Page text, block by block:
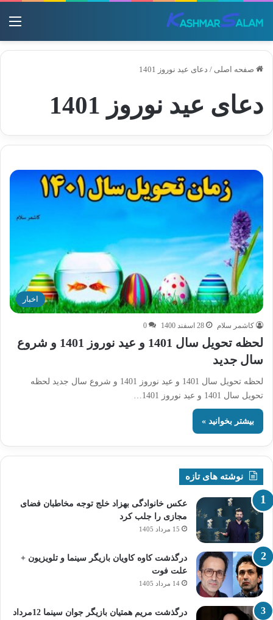
صفحه اصلی / دعای عید نوروز 1401
دعای عید نوروز 1401
اخبار
کاشمر سلام 28 اسفند 1400 0
لحظه تحویل سال 1401 و عید نوروز 1401 و شروع
سال جدید
لحظه تحویل سال 1401 و عید نوروز 1401 و شروع سال جدید لحظه
تحویل سال 1401 و عید نوروز 1401…
بیشتر بخوانید »
نوشته های تازه
عکس خانوادگی بهزاد خلج توجه مخاطبان فضای
مجازی را جلب کرد
15 مرداد 1405
درگذشت کاوه کاویان بازیگر سینما و تلویزیون +
علت فوت
14 مرداد 1405
درگذشت مریم همتیان بازیگر جوان سینما 12مرداد